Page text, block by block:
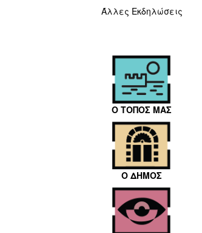
Άλλες Εκδηλώσεις
Ο ΤΟΠΟΣ ΜΑΣ
Ο ΔΗΜΟΣ